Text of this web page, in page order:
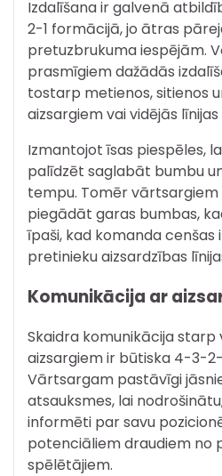
Izdalīšana ir galvenā
2-1 formācijā, jo ātras
pretuzbrukuma iespējām.
prasmīgiem dažādās
tostarp metienos, sitienos
aizsargiem vai vidējās
Izmantojot īsas piespēles,
palīdzēt saglabāt bumbu
tempu. Tomēr
piegādāt garas bumbas,
īpaši, kad komanda
pretinieku aizsardzības
Komunikācija ar
Skaidra komunikācija
aizsargiem ir būtiska 4-3-
Vārtsargam pastāvīgi
atsauksmes, lai
informēti par savu
potenciāliem draudiem no
spēlētājiem.